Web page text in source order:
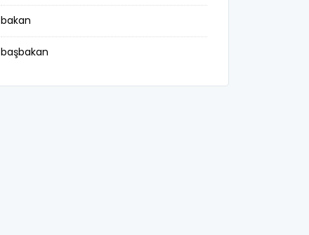
bakan
başbakan
belediye başkanı